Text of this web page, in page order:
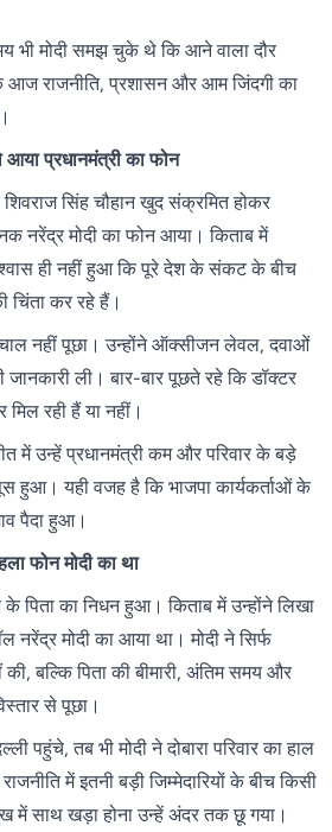
भी मोदी समझ चुके थे कि आने वाला दौर
राजनीति, प्रशासन और आम जिंदगी का
आया प्रधानमंत्री का फोन
शिवराज सिंह चौहान खुद संक्रमित होकर
नरेंद्र मोदी का फोन आया। किताब में
ही नहीं हुआ कि पूरे देश के संकट के बीच
चिंता कर रहे हैं।
नहीं पूछा। उन्होंने ऑक्सीजन लेवल, दवाओं
जानकारी ली। बार-बार पूछते रहे कि डॉक्टर
रही हैं या नहीं।
में उन्हें प्रधानमंत्री कम और परिवार के बड़े
हुआ। यही वजह है कि भाजपा कार्यकर्ताओं के
पैदा हुआ।
फोन मोदी का था
के पिता का निधन हुआ। किताब में उन्होंने लिखा
नरेंद्र मोदी का आया था। मोदी ने सिर्फ
बल्कि पिता की बीमारी, अंतिम समय और
से पूछा।
पहुंचे, तब भी मोदी ने दोबारा परिवार का हाल
में इतनी बड़ी जिम्मेदारियों के बीच किसी
में साथ खड़ा होना उन्हें अंदर तक छू गया।